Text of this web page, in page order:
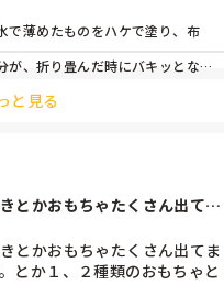
で薄めたものをハケで塗り、布
が、折り畳んだ時にバキッとな
よね！子どもたちに喜んでもら
と見る
とかおもちゃたくさん出てま
とかおもちゃたくさん出てま
とか１、２種類のおもちゃと